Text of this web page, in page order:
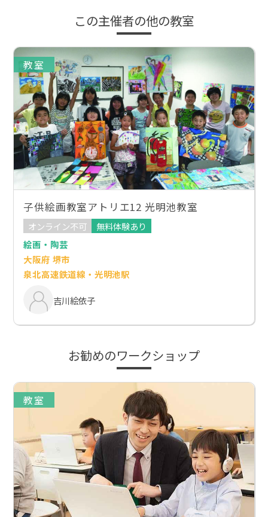
この主催者の他の教室
教室
子供絵画教室アトリエ12 光明池教室
オンライン不可
無料体験あり
絵画・陶芸
大阪府 堺市
泉北高速鉄道線・光明池駅
吉川絵依子
お勧めのワークショップ
教室